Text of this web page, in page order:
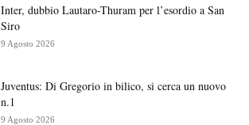
Inter, dubbio Lautaro-Thuram per l’esordio a San
Siro
9 Agosto 2026
Juventus: Di Gregorio in bilico, si cerca un nuovo
n.1
9 Agosto 2026